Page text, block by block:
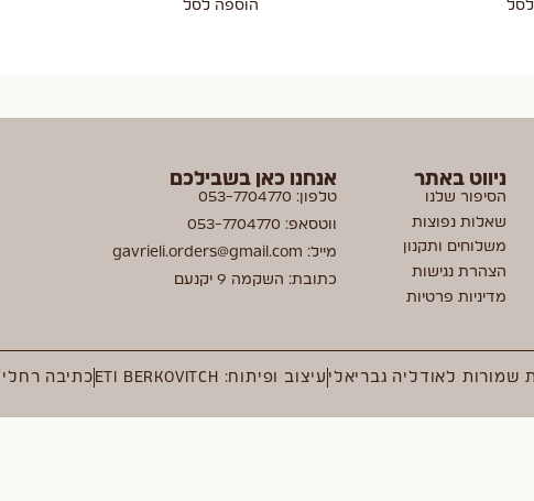
הוספה לסל
ניווט באתר
הסיפור שלנו
שאלות נפוצות
משלוחים ותקנון
הצהרת נגישות
מדיניות פרטיות
אנחנו כאן בשבילכם
טלפון: 053-7704770
ווטסאפ: 053-7704770
מייל: gavrieli.orders@gmail.com
כתובת: השקמה 9 יקנעם
שמורות לאודליה גבריאלי עיצוב ופיתוח: ETI BERKOVITCH כתיבה רחלי